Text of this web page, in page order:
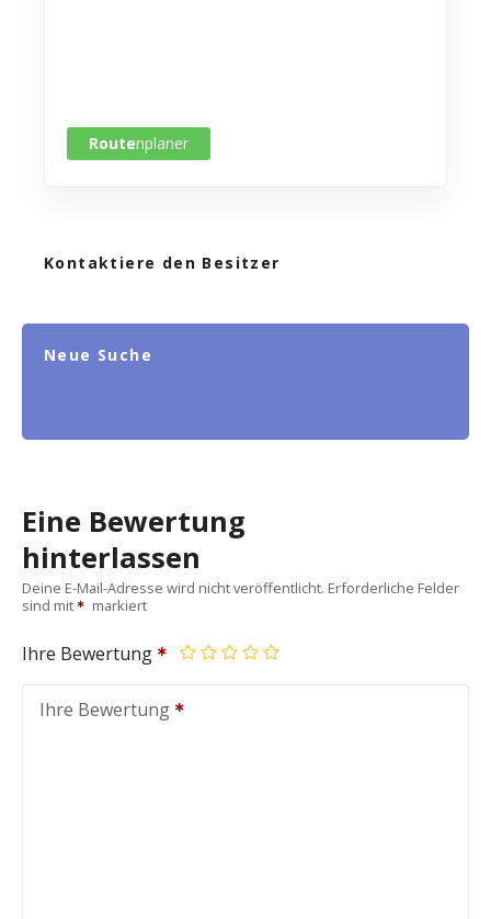
Routenplaner
Kontaktiere den Besitzer
Neue Suche
Eine Bewertung
hinterlassen
Deine E-Mail-Adresse wird nicht veröffentlicht. Erforderliche Felder
sind mit
markiert
Ihre Bewertung
Ihre Bewertung